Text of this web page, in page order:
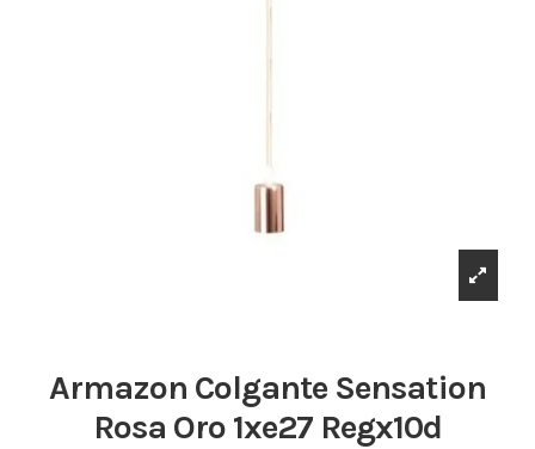
Armazon Colgante Sensation
Rosa Oro 1xe27 Regx10d